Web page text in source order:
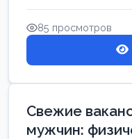
женщин от хозя...
85 просмотров
Свежие
мужчин: